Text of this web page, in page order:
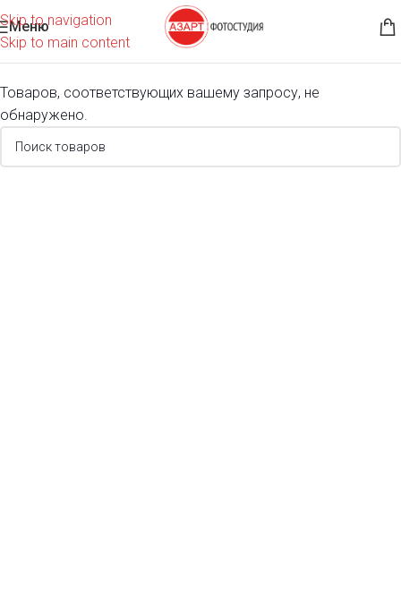
Skip to navigation
Skip to main content
Меню
Главная Товары с меткой “фотокнига”
Товаров, соответствующих вашему запросу, не
обнаружено.